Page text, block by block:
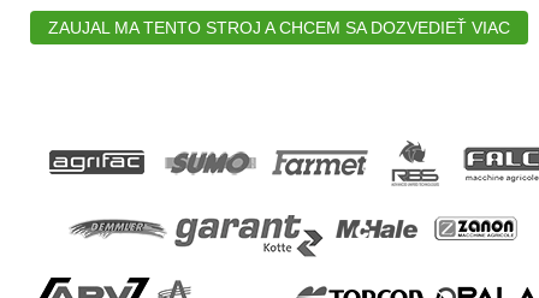
ZAUJAL MA TENTO STROJ A CHCEM SA DOZVEDIEŤ VIAC